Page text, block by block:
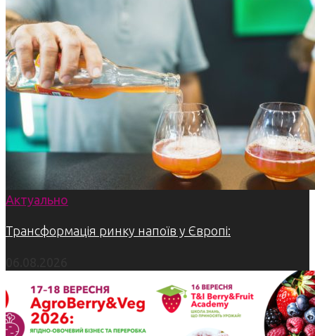
Актуально
Трансформація ринку напоїв у Європі: